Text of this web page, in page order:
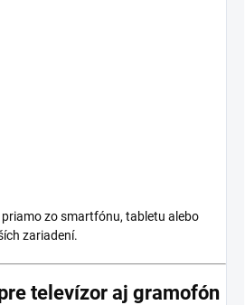
zo smartfónu, tabletu alebo
zariadení.
televízor aj gramofón